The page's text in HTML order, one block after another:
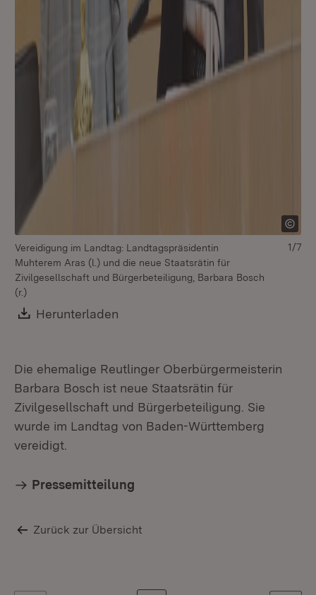
Vereidigung im Landtag: Landtagspräsidentin
Muhterem Aras (l.) und die neue Staatsrätin für
Zivilgesellschaft und Bürgerbeteiligung, Barbara Bosch
(r.)
Download:
Herunterladen
1/7
Die ehemalige Reutlinger Oberbürgermeisterin
Barbara Bosch ist neue Staatsrätin für
Zivilgesellschaft und Bürgerbeteiligung. Sie
wurde im Landtag von Baden-Württemberg
vereidigt.
Pressemitteilung
Zurück zur Übersicht